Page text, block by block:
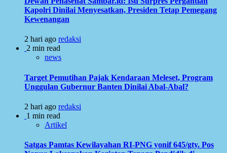
Kapolri Dinilai Menyesatkan, Presiden Tetap Pemegang
Kewenangan
2 hari ago redaksi
2 min read
news
Target Pemutihan Pajak Kendaraan Meleset, Program
Unggulan Gubernur Banten Dinilai Abal-Abal?
2 hari ago redaksi
1 min read
Artikel
Satgas Pamtas Kewilayahan RI-PNG yonif 645/gty. Pos